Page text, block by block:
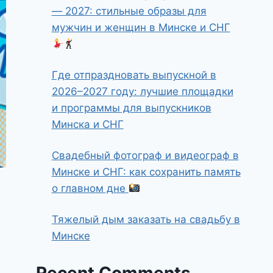
— 2027: стильные образы для
мужчин и женщин в Минске и СНГ
Где отпраздновать выпускной в
2026–2027 году: лучшие площадки
и программы для выпускников
Минска и СНГ
Свадебный фотограф и видеограф в
Минске и СНГ: как сохранить память
о главном дне
Тяжелый дым заказать на свадьбу в
Минске